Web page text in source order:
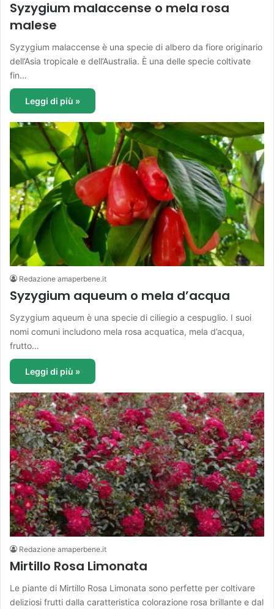
Syzygium malaccense o mela rosa
malese
Syzygium malaccense è una specie di albero da fiore originario
dell’Asia tropicale e dell’Australia. È una delle specie coltivate
fin…
Leggi di più »
Redazione amaperbene.it
Syzygium aqueum o mela d’acqua
Syzygium aqueum è una specie di ciliegio a cespuglio. I suoi
nomi comuni includono mela rosa acquatica, mela d’acqua,
frutto…
Leggi di più »
Redazione amaperbene.it
Mirtillo Rosa Limonata
Le piante di Mirtillo Rosa Limonata sono perfette per coltivare
deliziosi frutti dalla caratteristica colorazione rosa brillante e dal